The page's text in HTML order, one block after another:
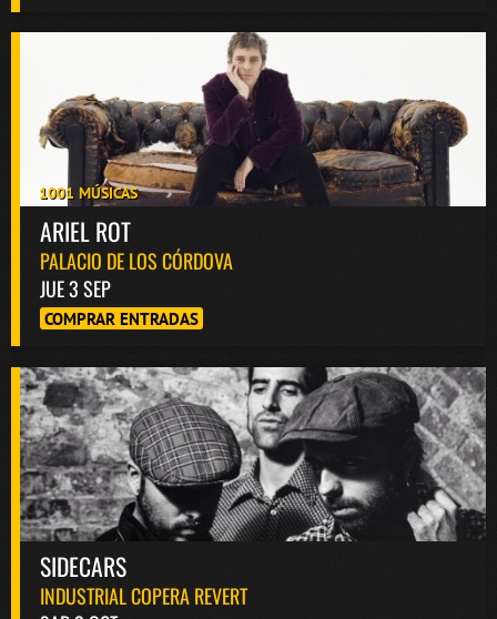
1001 MÚSICAS
ARIEL ROT
PALACIO DE LOS CÓRDOVA
JUE 3 SEP
COMPRAR ENTRADAS
SIDECARS
INDUSTRIAL COPERA REVERT